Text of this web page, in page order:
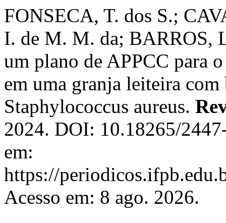
FONSECA, T. dos S.;
I. de M. M. da; BARROS,
um plano de APPCC para
em uma granja leiteira com
Staphylococcus aureus.
2024. DOI: 10.18265/
em:
https://
Acesso em: 8 ago. 2026.